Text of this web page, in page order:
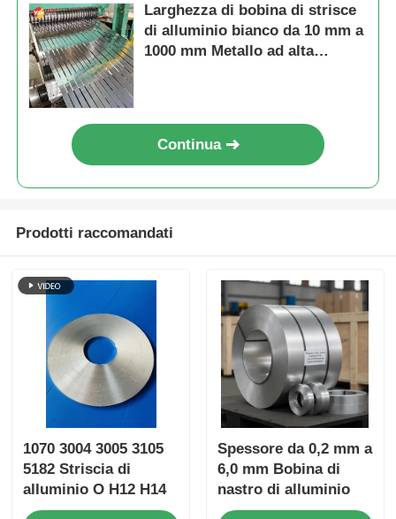
Larghezza di bobina di strisce
di alluminio bianco da 10 mm a
1000 mm Metallo ad alta
Continua
Prodotti raccomandati
1070 3004 3005 3105
5182 Striscia di
alluminio O H12 H14
H18 laminata a freddo
Spessore da 0,2 mm a
6,0 mm Bobina di
nastro di alluminio
Dimensioni